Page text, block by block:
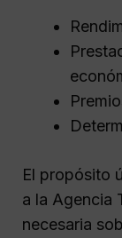
El propósito
a la Agencia
necesaria